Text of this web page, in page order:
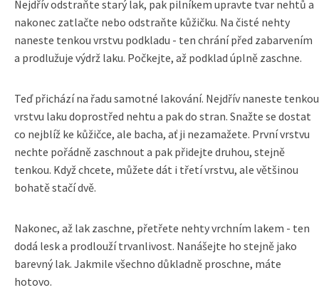
Nejdřív odstraňte starý lak, pak pilníkem upravte tvar nehtů a
nakonec zatlačte nebo odstraňte kůžičku. Na čisté nehty
naneste tenkou vrstvu podkladu - ten chrání před zabarvením
a prodlužuje výdrž laku. Počkejte, až podklad úplně zaschne.
Teď přichází na řadu samotné lakování. Nejdřív naneste tenkou
vrstvu laku doprostřed nehtu a pak do stran. Snažte se dostat
co nejblíž ke kůžičce, ale bacha, ať ji nezamažete. První vrstvu
nechte pořádně zaschnout a pak přidejte druhou, stejně
tenkou. Když chcete, můžete dát i třetí vrstvu, ale většinou
bohatě stačí dvě.
Nakonec, až lak zaschne, přetřete nehty vrchním lakem - ten
dodá lesk a prodlouží trvanlivost. Nanášejte ho stejně jako
barevný lak. Jakmile všechno důkladně proschne, máte
hotovo.